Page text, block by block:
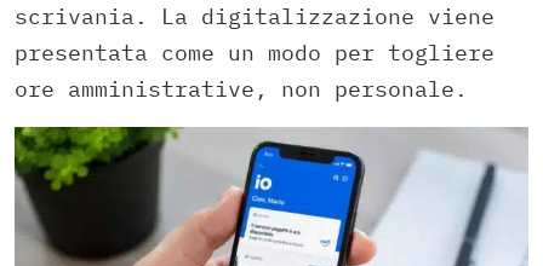
scrivania. La digitalizzazione viene
presentata come un modo per togliere
ore amministrative, non personale.